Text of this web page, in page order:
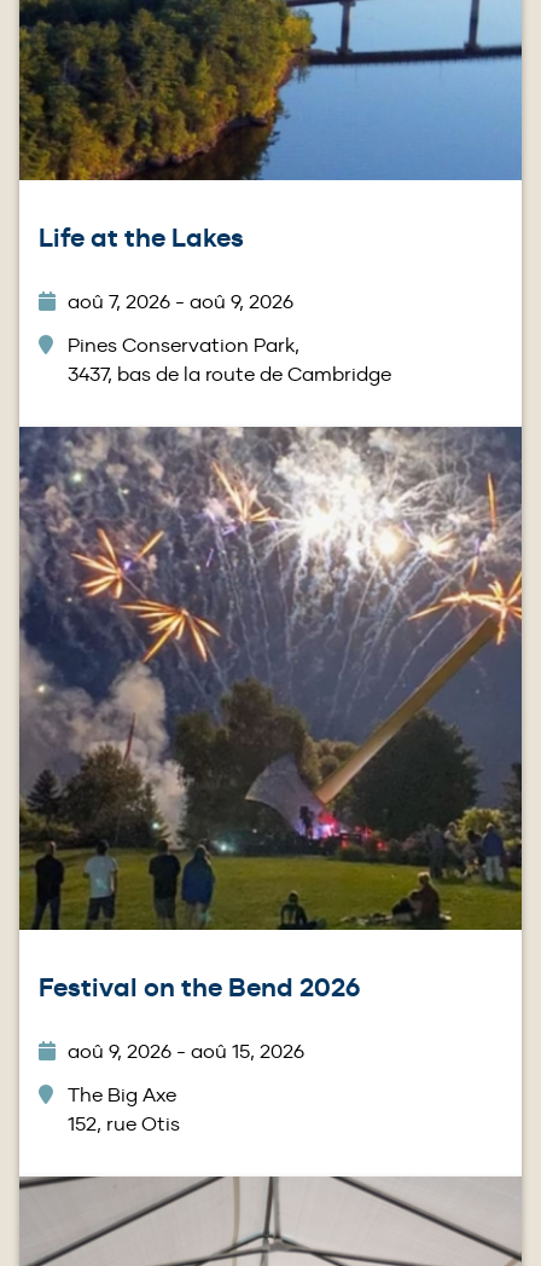
Life at the Lakes
aoû 7, 2026 - aoû 9, 2026
Pines Conservation Park,
3437, bas de la route de Cambridge
Image
Festival on the Bend 2026
aoû 9, 2026 - aoû 15, 2026
The Big Axe
152, rue Otis
Image